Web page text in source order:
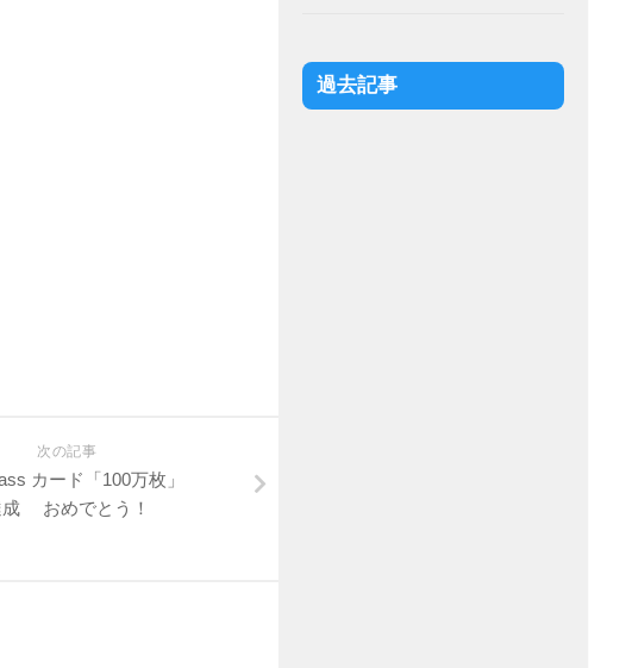
次の記事
カード「100万枚」
成 おめでとう！
過去記事